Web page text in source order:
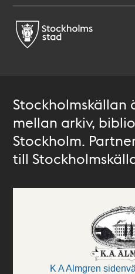
Stockholmskällan
mellan arkiv,
Stockholm.
till
K A Almgren